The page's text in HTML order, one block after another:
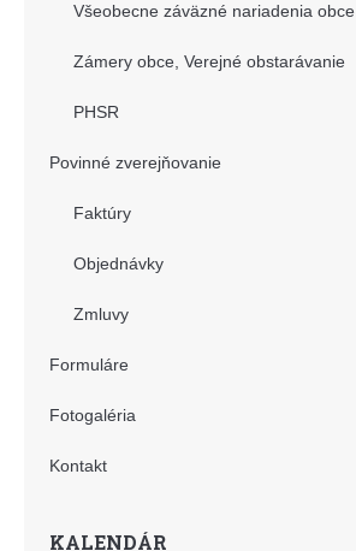
Všeobecne záväzné nariadenia obce
Zámery obce, Verejné obstarávanie
PHSR
Povinné zverejňovanie
Faktúry
Objednávky
Zmluvy
Formuláre
Fotogaléria
Kontakt
KALENDÁR